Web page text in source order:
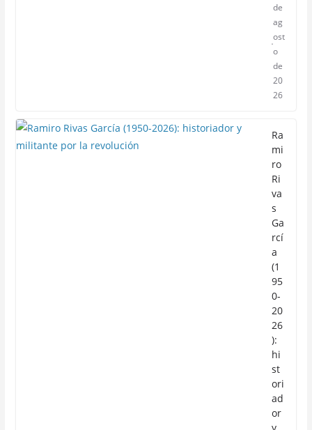
de
ag
ost
o
de
20
26
Ra
mi
ro
Ri
va
s
Ga
rcí
a
(1
95
0-
20
26
):
hi
st
ori
ad
or